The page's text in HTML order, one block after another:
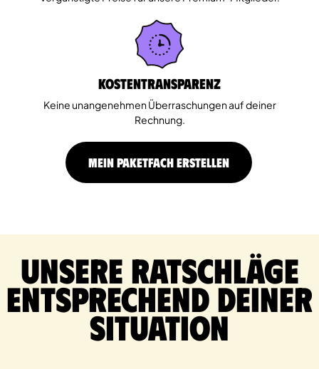
Kostentransparenz
Keine unangenehmen Überraschungen auf deiner
Rechnung.
MEIN PAKETFACH ERSTELLEN
Unsere Ratschläge
entsprechend deiner
Situation